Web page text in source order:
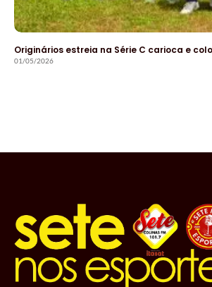
Originários estreia na Série C carioca e
01/05/2026